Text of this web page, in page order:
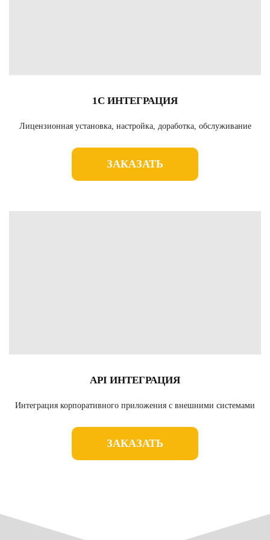
1С ИНТЕГРАЦИЯ
Лицензионная установка, настройка, доработка, обслуживание
ЗАКАЗАТЬ
API ИНТЕГРАЦИЯ
Интеграция корпоративного приложения с внешними системами
ЗАКАЗАТЬ